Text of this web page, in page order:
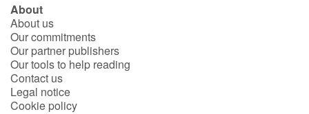
About
About us
Our commitments
Our partner publishers
Our tools to help reading
Contact us
Legal notice
Cookie policy